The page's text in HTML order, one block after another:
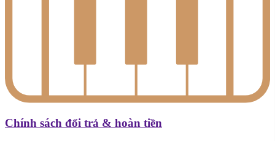
Chính sách đổi trả & hoàn tiền